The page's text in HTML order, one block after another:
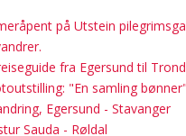
på Utstein
fra Egersund til
"En samling bønner"
Egersund - Stavanger
Sauda - Røldal